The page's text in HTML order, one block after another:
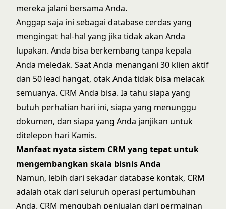
mereka jalani bersama Anda.
Anggap saja ini sebagai database cerdas yang
mengingat hal-hal yang jika tidak akan Anda
lupakan. Anda bisa berkembang tanpa kepala
Anda meledak. Saat Anda menangani 30 klien aktif
dan 50 lead hangat, otak Anda tidak bisa melacak
semuanya. CRM Anda bisa. Ia tahu siapa yang
butuh perhatian hari ini, siapa yang menunggu
dokumen, dan siapa yang Anda janjikan untuk
ditelepon hari Kamis.
Manfaat nyata sistem CRM yang tepat untuk
mengembangkan skala bisnis Anda
Namun, lebih dari sekadar database kontak, CRM
adalah otak dari seluruh operasi pertumbuhan
Anda. CRM mengubah penjualan dari permainan